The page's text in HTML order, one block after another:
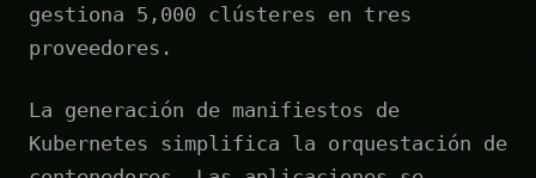
gestiona 5,000 clústeres en tres
proveedores.
La generación de manifiestos de
Kubernetes simplifica la orquestación de